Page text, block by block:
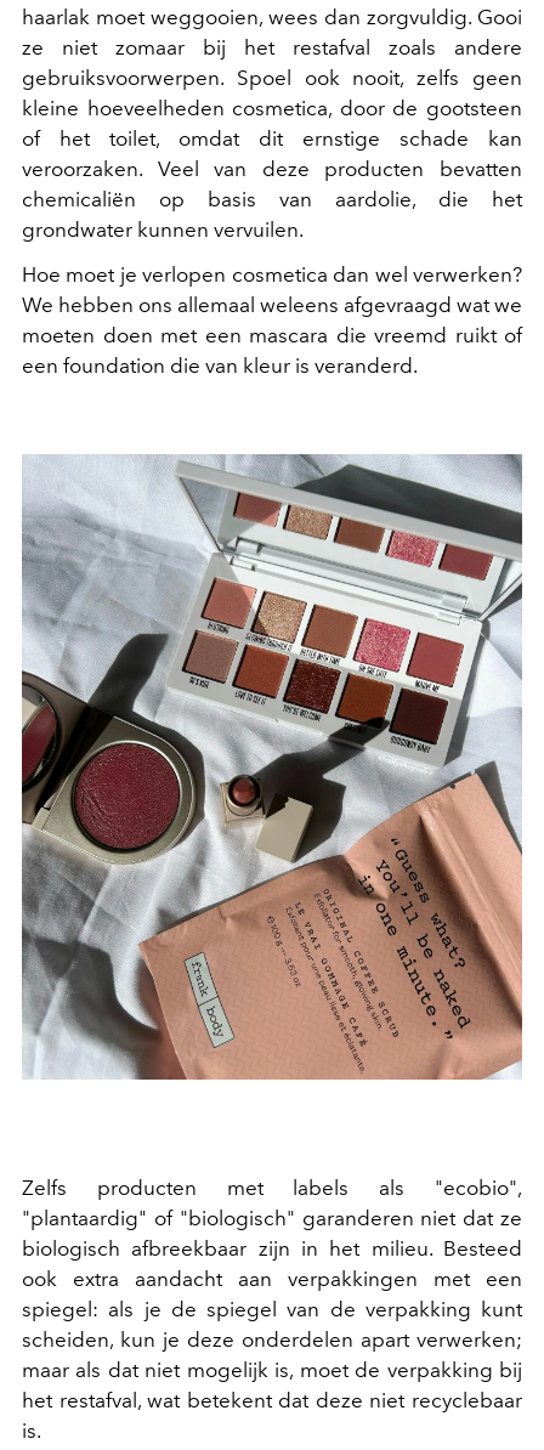
haarlak moet weggooien, wees dan zorgvuldig. Gooi
ze niet zomaar bij het restafval zoals andere
gebruiksvoorwerpen. Spoel ook nooit, zelfs geen
kleine hoeveelheden cosmetica, door de gootsteen
of het toilet, omdat dit ernstige schade kan
veroorzaken. Veel van deze producten bevatten
chemicaliën op basis van aardolie, die het
grondwater kunnen vervuilen.
Hoe moet je verlopen cosmetica dan wel verwerken?
We hebben ons allemaal weleens afgevraagd wat we
moeten doen met een mascara die vreemd ruikt of
een foundation die van kleur is veranderd.
Zelfs producten met labels als "ecobio",
"plantaardig" of "biologisch" garanderen niet dat ze
biologisch afbreekbaar zijn in het milieu. Besteed
ook extra aandacht aan verpakkingen met een
spiegel: als je de spiegel van de verpakking kunt
scheiden, kun je deze onderdelen apart verwerken;
maar als dat niet mogelijk is, moet de verpakking bij
het restafval, wat betekent dat deze niet recyclebaar
is.